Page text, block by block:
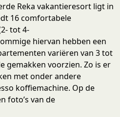
Reka vakantieresort ligt in
16 comfortabele
tot 4-
hiervan hebben een
variëren van 3 tot
gemakken voorzien. Zo is er
met onder andere
koffiemachine. Op de
foto’s van de